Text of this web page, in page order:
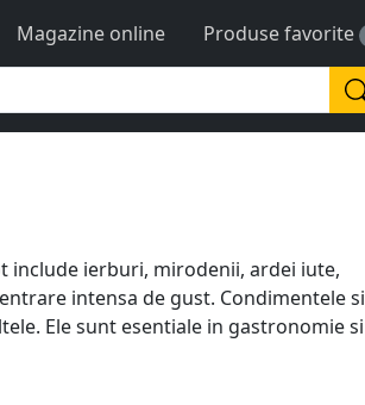
Magazine online Produse favorite
include ierburi, mirodenii, ardei iute,
intensa de gust. Condimentele si
Ele sunt esentiale in gastronomie si